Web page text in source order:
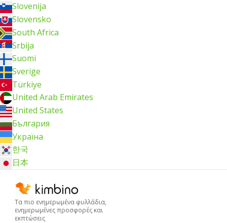
Slovenija
Slovensko
South Africa
Srbija
Suomi
Sverige
Türkiye
United Arab Emirates
United States
България
Україна
한국
日本
Τα πιο ενημερωμένα φυλλάδια,
ενημερωμένες προσφορές και
εκπτώσεις